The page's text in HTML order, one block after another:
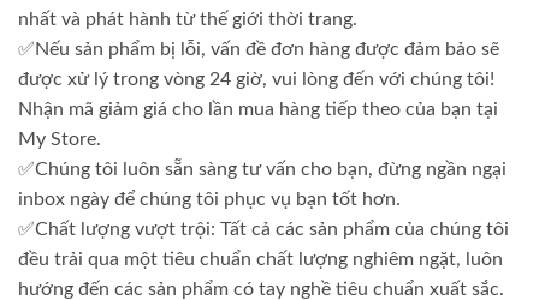
nhất và phát hành từ thế giới thời trang.
✅Nếu sản phẩm bị lỗi, vấn đề đơn hàng được đảm bảo sẽ
được xử lý trong vòng 24 giờ, vui lòng đến với chúng tôi!
Nhận mã giảm giá cho lần mua hàng tiếp theo của bạn tại
My Store.
✅Chúng tôi luôn sẵn sàng tư vấn cho bạn, đừng ngần ngại
inbox ngày để chúng tôi phục vụ bạn tốt hơn.
✅Chất lượng vượt trội: Tất cả các sản phẩm của chúng tôi
đều trải qua một tiêu chuẩn chất lượng nghiêm ngặt, luôn
hướng đến các sản phẩm có tay nghề tiêu chuẩn xuất sắc.